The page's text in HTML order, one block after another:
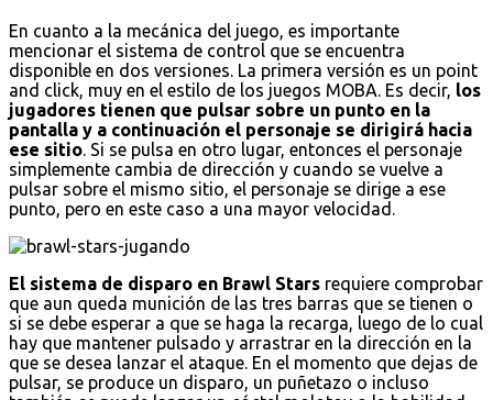
En cuanto a la mecánica del juego, es importante
mencionar el sistema de control que se encuentra
disponible en dos versiones. La primera versión es un point
and click, muy en el estilo de los juegos MOBA. Es decir, los
jugadores tienen que pulsar sobre un punto en la
pantalla y a continuación el personaje se dirigirá hacia
ese sitio. Si se pulsa en otro lugar, entonces el personaje
simplemente cambia de dirección y cuando se vuelve a
pulsar sobre el mismo sitio, el personaje se dirige a ese
punto, pero en este caso a una mayor velocidad.
El sistema de disparo en Brawl Stars requiere comprobar
que aun queda munición de las tres barras que se tienen o
si se debe esperar a que se haga la recarga, luego de lo cual
hay que mantener pulsado y arrastrar en la dirección en la
que se desea lanzar el ataque. En el momento que dejas de
pulsar, se produce un disparo, un puñetazo o incluso